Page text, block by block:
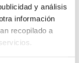
y análisis
información
recopilado a
DE INFORMACIÓN
SITIO
ACCESIBILIDAD